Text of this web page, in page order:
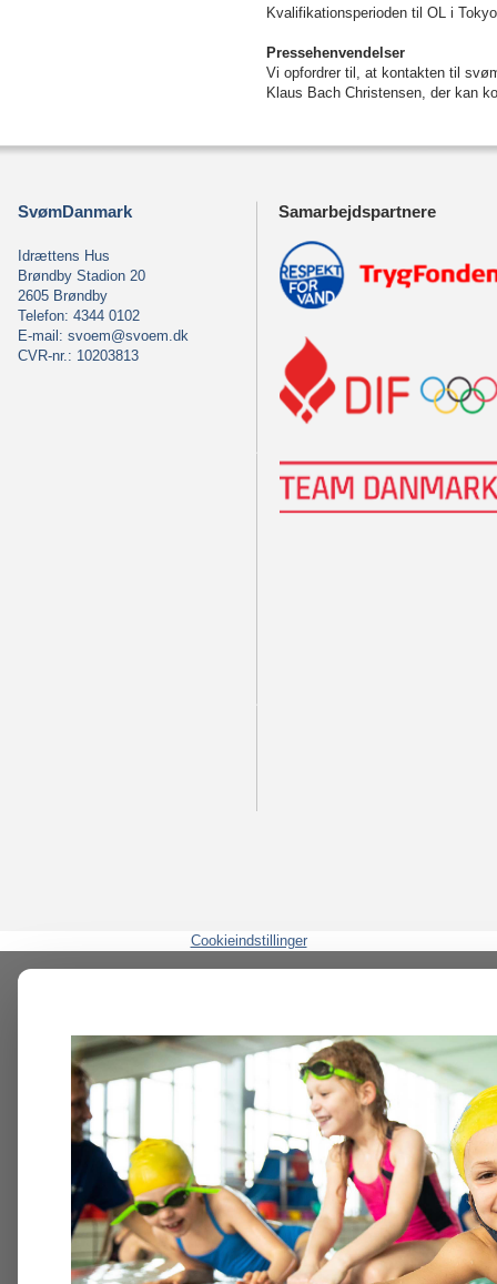
Kvalifikationsperioden til OL i
Pressehenvendelser
Vi opfordrer til, at kontakten til
Klaus Bach Christensen, der kan
SvømDanmark
Idrættens Hus
Brøndby Stadion 20
2605 Brøndby
Telefon: 4344 0102
E-mail: svoem@svoem.dk
CVR-nr.: 10203813
Samarbejdspartnere
Cookieindstillinger